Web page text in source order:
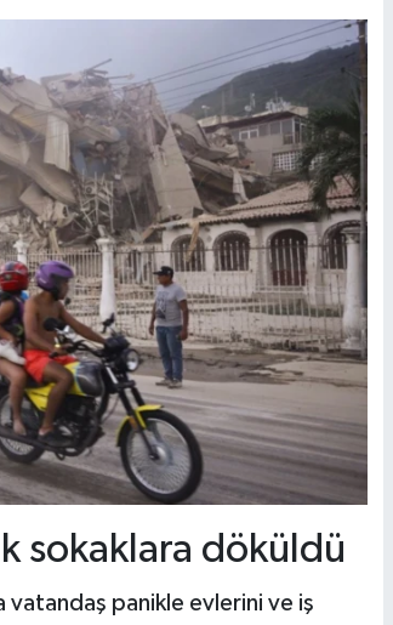
sokaklara döküldü
vatandaş panikle evlerini ve iş